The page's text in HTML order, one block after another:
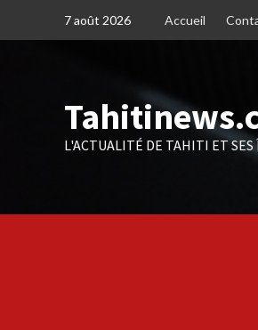
7 août 2026 Accueil
L'ACTUALITÉ DE TAHITI ET SES